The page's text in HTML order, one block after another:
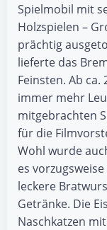
Spielmobil mit
Holzspielen –
prächtig
lieferte das
Feinsten. Ab
immer mehr
mitgebrachten
für die
Wohl wurde
es
leckere
Getränke. Die
Naschkatzen